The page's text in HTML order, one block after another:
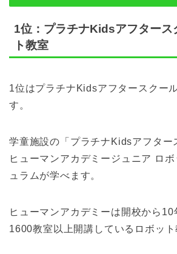
1位：プラチナKidsアフター
ト教室
1位はプラチナKidsアフタースクー
す。
学童施設の「プラチナKidsアフター
ヒューマンアカデミージュニア ロ
ュラムが学べます。
ヒューマンアカデミーは開校から10
1600教室以上開講しているロボット